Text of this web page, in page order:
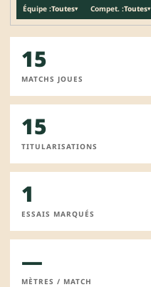
Équipe :Toutes▾ Compet. :Toutes▾
15
MATCHS JOUES
15
TITULARISATIONS
1
ESSAIS MARQUÉS
—
MÈTRES / MATCH